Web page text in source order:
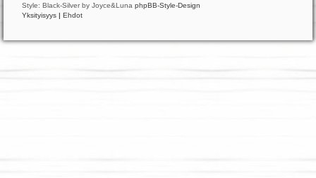
Style: Black-Silver by Joyce&Luna phpBB-Style-Design
Yksityisyys | Ehdot